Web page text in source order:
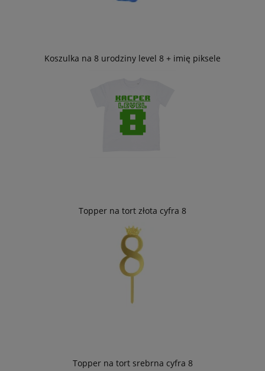
Koszulka na 8 urodziny level 8 + imię piksele
Topper na tort złota cyfra 8
Topper na tort srebrna cyfra 8